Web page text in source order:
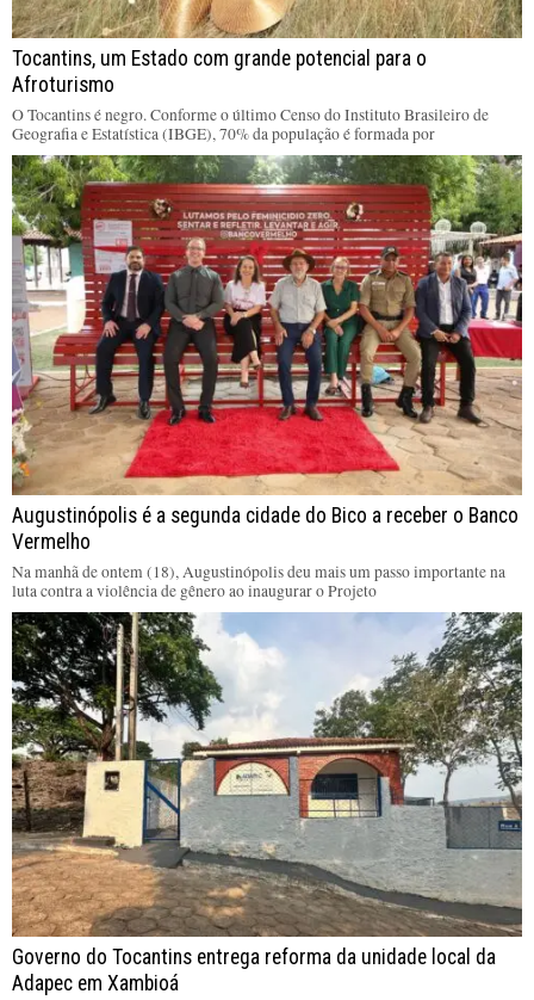
Tocantins, um Estado com grande potencial para o
Afroturismo
O Tocantins é negro. Conforme o último Censo do Instituto Brasileiro de
Geografia e Estatística (IBGE), 70% da população é formada por
Augustinópolis é a segunda cidade do Bico a receber o Banco
Vermelho
Na manhã de ontem (18), Augustinópolis deu mais um passo importante na
luta contra a violência de gênero ao inaugurar o Projeto
Governo do Tocantins entrega reforma da unidade local da
Adapec em Xambioá